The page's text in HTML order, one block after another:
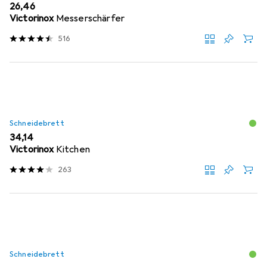
EUR
26,46
Victorinox Messerschärfer
516
Schneidebrett
EUR
34,14
Victorinox Kitchen
263
Schneidebrett